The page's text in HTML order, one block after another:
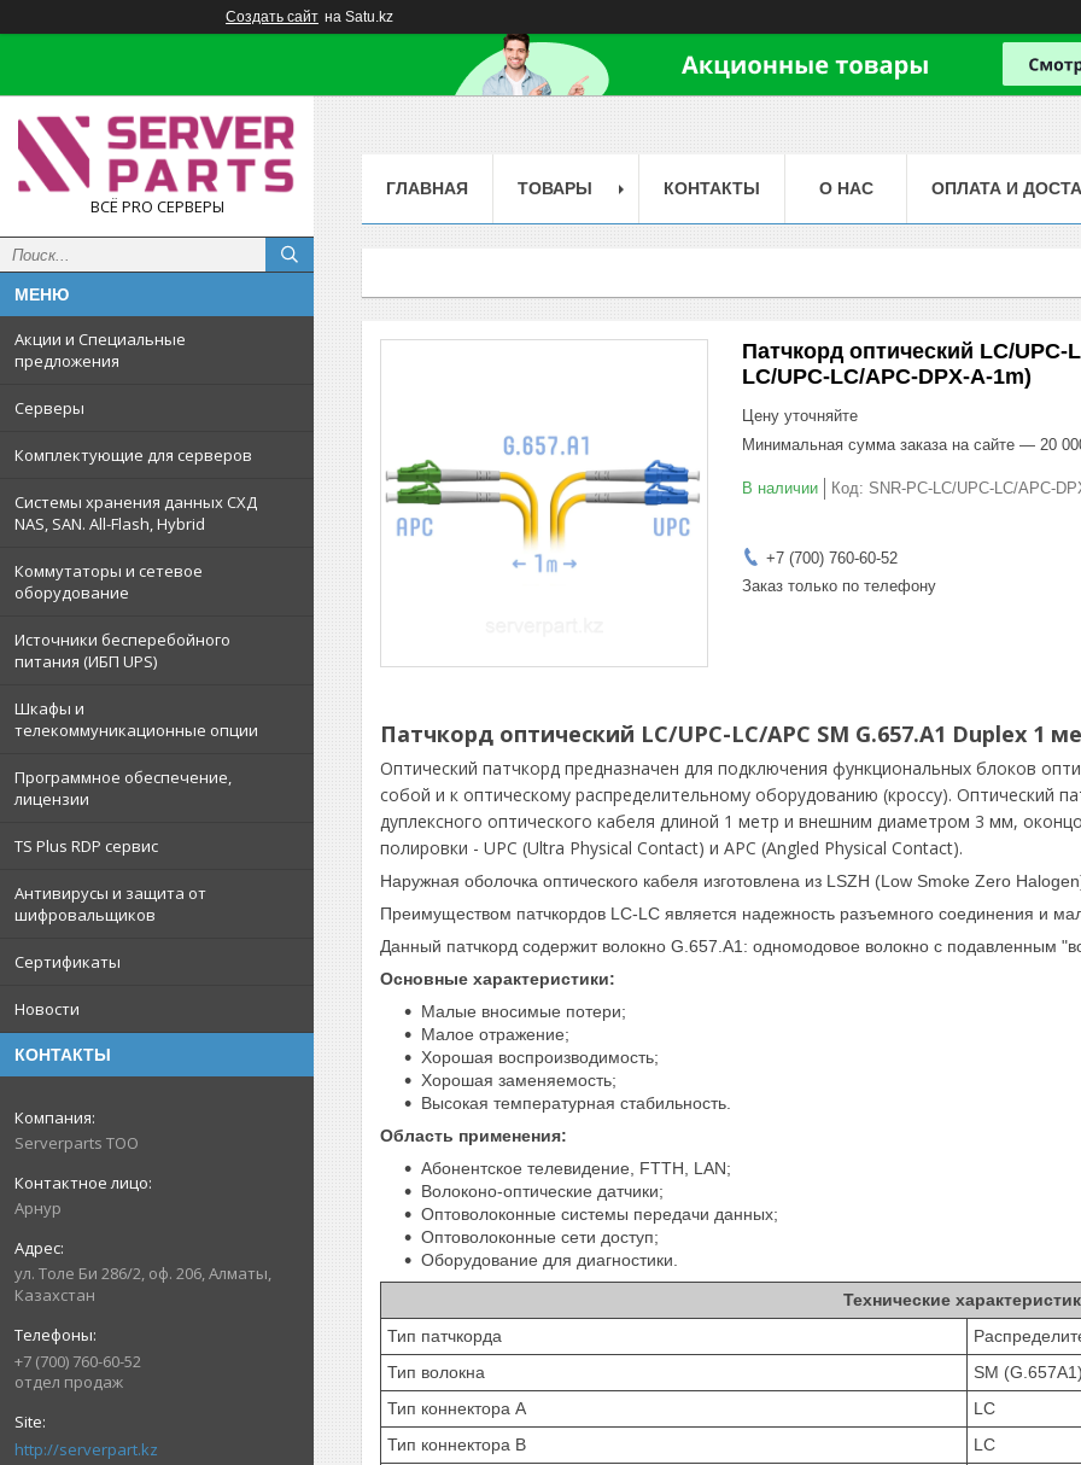
Создать сайт на Satu.kz
ВСЁ PRO СЕРВЕРЫ
Акции и Специальные
предложения
Серверы
Комплектующие для серверов
Системы хранения данных СХД
NAS, SAN. All-Flash, Hybrid
Коммутаторы и сетевое
оборудование
Источники бесперебойного
питания (ИБП UPS)
Шкафы и
телекоммуникационные опции
Программное обеспечение,
лицензии
TS Plus RDP сервис
Антивирусы и защита от
шифровальщиков
Сертификаты
Новости
КОНТАКТЫ
Serverparts ТОО
Арнур
ул. Толе Би 286/2, оф. 206, Алматы,
Казахстан
+7 (700) 760-60-52
отдел продаж
http://serverpart.kz
ГЛАВНАЯ ТОВАРЫ КОНТАКТЫ О НАС ОПЛАТА И
Патчкорд оптический LC/UPC-
LC/UPC-LC/APC-DPX-A-1m)
Цену уточняйте
Минимальная сумма заказа на сайте — 20
В наличии Код: SNR-PC-LC/UPC-LC/APC-
+7 (700) 760-60-52
Заказ только по телефону
Патчкорд оптический LC/UPC-LC/APC SM G.657.A1 Duplex 1
Оптический патчкорд предназначен для подключения функциональных блоков
собой и к оптическому распределительному оборудованию (кроссу). Оптический
дуплексного оптического кабеля длиной 1 метр и внешним диаметром 3 мм,
полировки - UPC (Ultra Physical Contact) и APC (Angled Physical Contact).
Наружная оболочка оптического кабеля изготовлена из LSZH (Low Smoke Zero
Преимуществом патчкордов LC-LC является надежность разъемного соединения и
Данный патчкорд содержит волокно G.657.А1: одномодовое волокно с подавленным
Основные характеристики:
Малые вносимые потери;
Малое отражение;
Хорошая воспроизводимость;
Хорошая заменяемость;
Высокая температурная стабильность.
Область применения:
Абонентское телевидение, FTTH, LAN;
Волоконо-оптические датчики;
Оптоволоконные системы передачи данных;
Оптоволоконные сети доступ;
Оборудование для диагностики.
Технические
Тип патчкорда
Тип волокна
SM
Тип коннектора A
LC
Тип коннектора B
LC